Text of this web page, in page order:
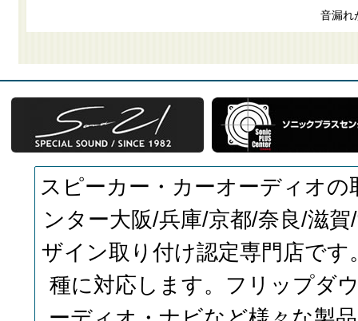
音漏れ
スピーカー・カーオーディオ
ンター大阪/兵庫/京都/奈良/滋
ザイン取り付け認定専門店で
種に対応します。フリップダ